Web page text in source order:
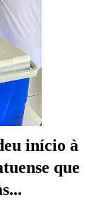
início à
que